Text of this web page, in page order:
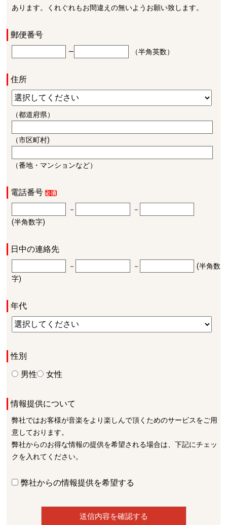
あります。くれぐれもお間違えの無いようお願い致します。
郵便番号
― （半角英数）
住所
（都道府県）
（市区町村)
（番地・マンションなど）
電話番号
－
－
(半角数字)
日中の連絡先
－ －
(半角数
字)
年代
性別
男性
女性
情報提供について
弊社ではお客様が音楽をより楽しんで頂くためのサービスをご用
意しております。
弊社からのお得な情報の提供を希望される場合は、下記にチェッ
クを入れてください。
弊社からの情報提供を希望する